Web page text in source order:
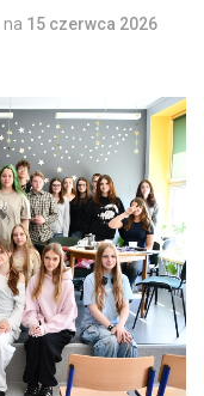
na 15 czerwca 2026